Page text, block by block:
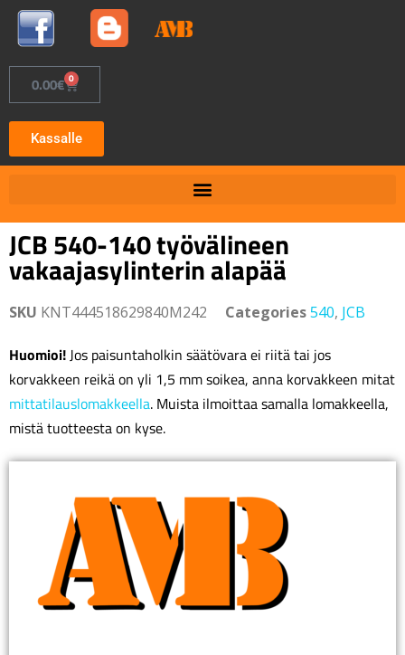
0.00€ 0
Kassalle
JCB 540-140 työvälineen
vakaajasylinterin alapää
SKU KNT444518629840M242 Categories540, JCB
Huomioi!Jos paisuntaholkin säätövara ei riitä tai jos
korvakkeen reikä on yli 1,5 mm soikea, anna korvakkeen mitat
mittatilauslomakkeella. Muista ilmoittaa samalla lomakkeella,
mistä tuotteesta on kyse.